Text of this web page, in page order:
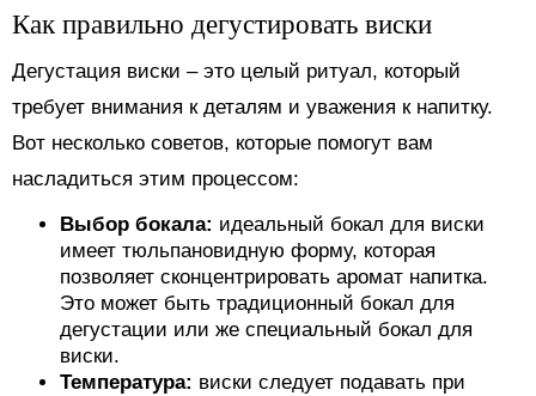
Как правильно дегустировать виски
Дегустация виски – это целый ритуал, который
требует внимания к деталям и уважения к напитку.
Вот несколько советов, которые помогут вам
насладиться этим процессом:
Выбор бокала: идеальный бокал для виски
имеет тюльпановидную форму, которая
позволяет сконцентрировать аромат напитка.
Это может быть традиционный бокал для
дегустации или же специальный бокал для
виски.
Температура: виски следует подавать при